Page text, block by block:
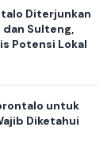
Diterjunkan
dan Sulteng,
Potensi Lokal
untuk
Diketahui